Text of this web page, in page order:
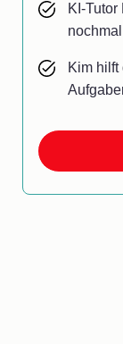
KI-Tutor
Kim